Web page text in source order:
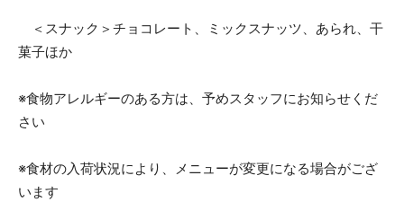
＜スナック＞チョコレート、ミックスナッツ、あられ、干
菓子ほか
※食物アレルギーのある方は、予めスタッフにお知らせくだ
さい
※食材の入荷状況により、メニューが変更になる場合がござ
います